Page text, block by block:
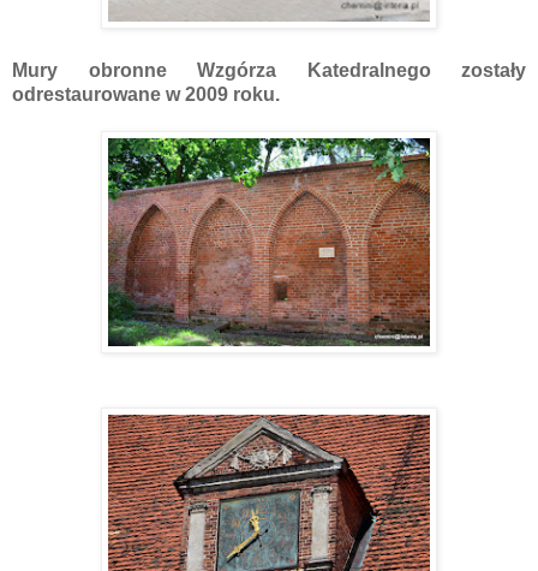
Mury obronne Wzgórza Katedralnego zostały
odrestaurowane w 2009 roku.